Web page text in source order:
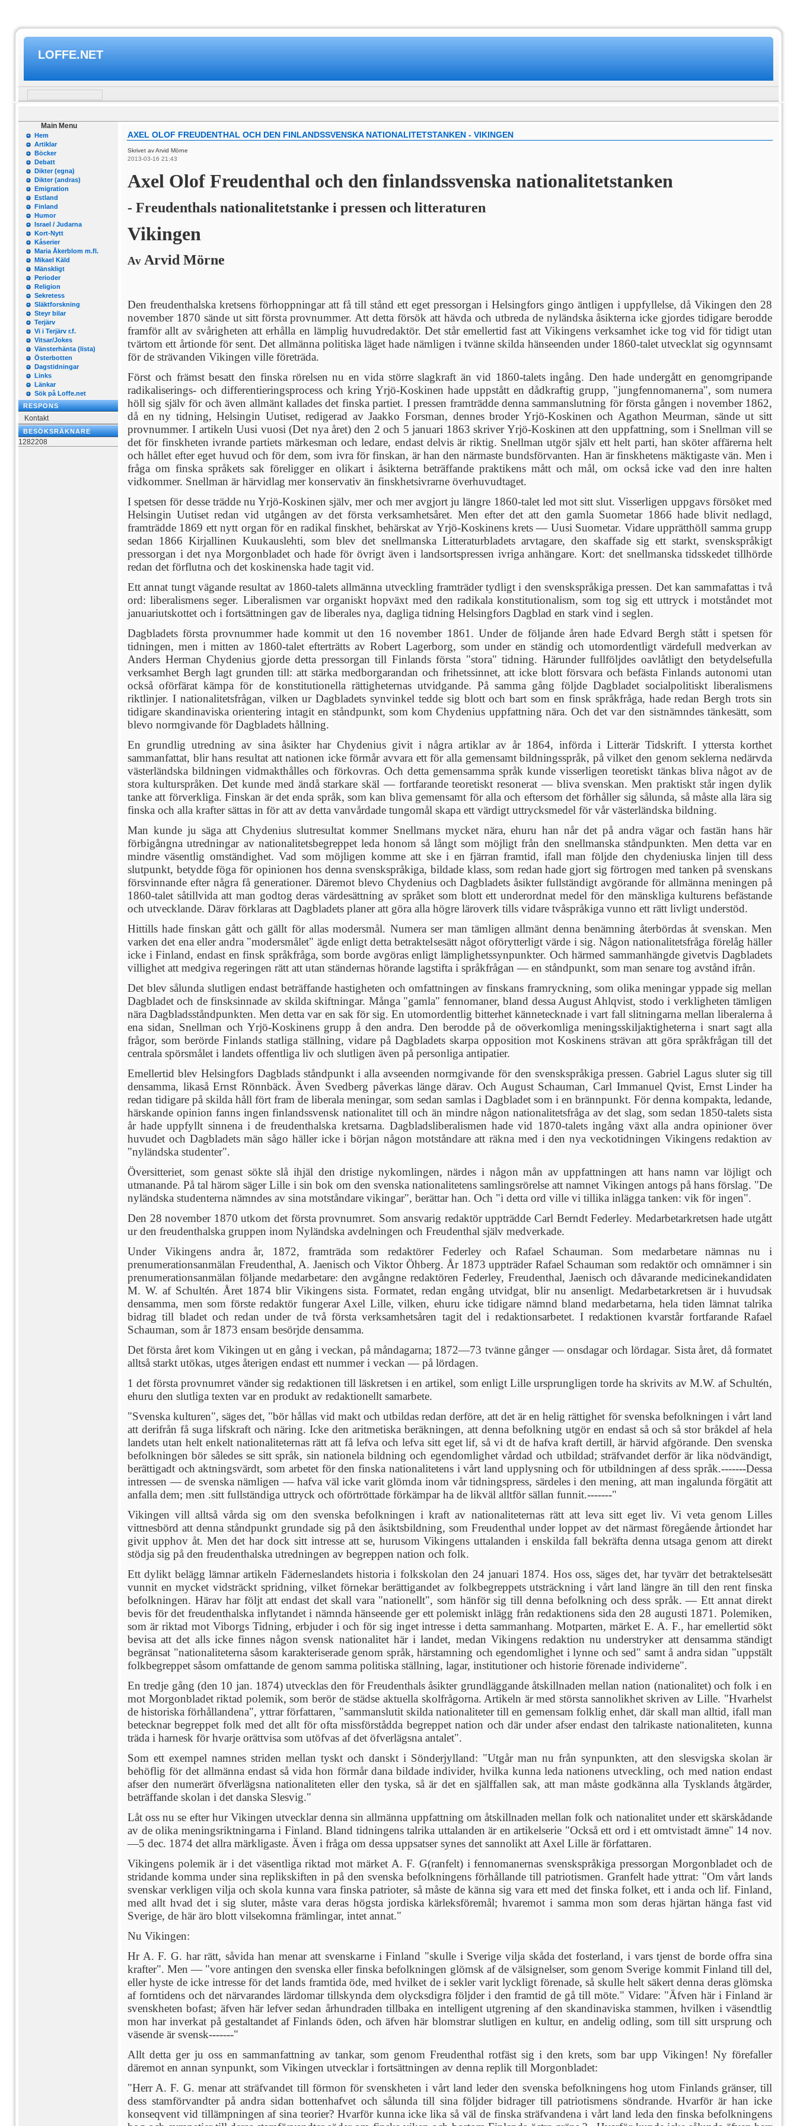
LOFFE.NET
Main Menu
Hem
Artiklar
Böcker
Debatt
Dikter (egna)
Dikter (andras)
Emigration
Estland
Finland
Humor
Israel / Judarna
Kort-Nytt
Kåserier
Maria Åkerblom m.fl.
Mikael Käld
Mänskligt
Perioder
Religion
Sekretess
Släktforskning
Steyr bilar
Terjärv
Vi i Terjärv r.f.
Vitsar/Jokes
Vänsterhänta (lista)
Österbotten
Dagstidningar
Links
Länkar
Sök på Loffe.net
RESPONS
Kontakt
BESÖKSRÄKNARE
1282208
AXEL OLOF FREUDENTHAL OCH DEN FINLANDSSVENSKA NATIONALITETSTANKEN - VIKINGEN
Skrivet av Arvid Mörne
2013-03-16 21:43
Axel Olof Freudenthal och den finlandssvenska nationalitetstanken
- Freudenthals nationalitetstanke i pressen och litteraturen
Vikingen
Av Arvid Mörne
Den freudenthalska kretsens förhoppningar att få till stånd ett eget pressorgan i Helsingfors gingo äntligen i uppfyllelse, då Vikingen den 28
november 1870 sände ut sitt första provnummer. Att detta försök att hävda och utbreda de nyländska åsikterna icke gjordes tidigare berodde
framför allt av svårigheten att erhålla en lämplig huvudredaktör. Det står emellertid fast att Vikingens verksamhet icke tog vid för tidigt utan
tvärtom ett årtionde för sent. Det allmänna politiska läget hade nämligen i tvänne skilda hänseenden under 1860-talet utvecklat sig ogynnsamt
för de strävanden Vikingen ville företräda.
Först och främst besatt den finska rörelsen nu en vida större slagkraft än vid 1860-talets ingång. Den hade undergått en genomgripande
radikaliserings- och differentieringsprocess och kring Yrjö-Koskinen hade uppstått en dådkraftig grupp, "jungfennomanerna", som numera
höll sig själv för och även allmänt kallades det finska partiet. I pressen framträdde denna sammanslutning för första gången i november 1862,
då en ny tidning, Helsingin Uutiset, redigerad av Jaakko Forsman, dennes broder Yrjö-Koskinen och Agathon Meurman, sände ut sitt
provnummer. I artikeln Uusi vuosi (Det nya året) den 2 och 5 januari 1863 skriver Yrjö-Koskinen att den uppfattning, som i Snellman vill se
det för finskheten ivrande partiets märkesman och ledare, endast delvis är riktig. Snellman utgör själv ett helt parti, han sköter affärerna helt
och hållet efter eget huvud och för dem, som ivra för finskan, är han den närmaste bundsförvanten. Han är finskhetens mäktigaste vän. Men i
fråga om finska språkets sak föreligger en olikart i åsikterna beträffande praktikens mått och mål, om också icke vad den inre halten
vidkommer. Snellman är härvidlag mer konservativ än finskhetsivrarne överhuvudtaget.
I spetsen för desse trädde nu Yrjö-Koskinen själv, mer och mer avgjort ju längre 1860-talet led mot sitt slut. Visserligen uppgavs försöket med
Helsingin Uutiset redan vid utgången av det första verksamhetsåret. Men efter det att den gamla Suometar 1866 hade blivit nedlagd,
framträdde 1869 ett nytt organ för en radikal finskhet, behärskat av Yrjö-Koskinens krets — Uusi Suometar. Vidare upprätthöll samma grupp
sedan 1866 Kirjallinen Kuukauslehti, som blev det snellmanska Litteraturbladets arvtagare, den skaffade sig ett starkt, svenskspråkigt
pressorgan i det nya Morgonbladet och hade för övrigt även i landsortspressen ivriga anhängare. Kort: det snellmanska tidsskedet tillhörde
redan det förflutna och det koskinenska hade tagit vid.
Ett annat tungt vägande resultat av 1860-talets allmänna utveckling framträder tydligt i den svenskspråkiga pressen. Det kan sammafattas i två
ord: liberalismens seger. Liberalismen var organiskt hopväxt med den radikala konstitutionalism, som tog sig ett uttryck i motståndet mot
januariutskottet och i fortsättningen gav de liberales nya, dagliga tidning Helsingfors Dagblad en stark vind i seglen.
Dagbladets första provnummer hade kommit ut den 16 november 1861. Under de följande åren hade Edvard Bergh stått i spetsen för
tidningen, men i mitten av 1860-talet efterträtts av Robert Lagerborg, som under en ständig och utomordentligt värdefull medverkan av
Anders Herman Chydenius gjorde detta pressorgan till Finlands första "stora" tidning. Härunder fullföljdes oavlåtligt den betydelsefulla
verksamhet Bergh lagt grunden till: att stärka medborgarandan och frihetssinnet, att icke blott försvara och befästa Finlands autonomi utan
också oförfärat kämpa för de konstitutionella rättigheternas utvidgande. På samma gång följde Dagbladet socialpolitiskt liberalismens
riktlinjer. I nationalitetsfrågan, vilken ur Dagbladets synvinkel tedde sig blott och bart som en finsk språkfråga, hade redan Bergh trots sin
tidigare skandinaviska orientering intagit en ståndpunkt, som kom Chydenius uppfattning nära. Och det var den sistnämndes tänkesätt, som
blevo normgivande för Dagbladets hållning.
En grundlig utredning av sina åsikter har Chydenius givit i några artiklar av år 1864, införda i Litterär Tidskrift. I yttersta korthet
sammanfattat, blir hans resultat att nationen icke förmår avvara ett för alla gemensamt bildningsspråk, på vilket den genom seklerna nedärvda
västerländska bildningen vidmakthålles och förkovras. Och detta gemensamma språk kunde visserligen teoretiskt tänkas bliva något av de
stora kulturspråken. Det kunde med ändå starkare skäl — fortfarande teoretiskt resonerat — bliva svenskan. Men praktiskt står ingen dylik
tanke att förverkliga. Finskan är det enda språk, som kan bliva gemensamt för alla och eftersom det förhåller sig sålunda, så måste alla lära sig
finska och alla krafter sättas in för att av detta vanvårdade tungomål skapa ett värdigt uttrycksmedel för vår västerländska bildning.
Man kunde ju säga att Chydenius slutresultat kommer Snellmans mycket nära, ehuru han når det på andra vägar och fastän hans här
förbigångna utredningar av nationalitetsbegreppet leda honom så långt som möjligt från den snellmanska ståndpunkten. Men detta var en
mindre väsentlig omständighet. Vad som möjligen komme att ske i en fjärran framtid, ifall man följde den chydeniuska linjen till dess
slutpunkt, betydde föga för opinionen hos denna svenskspråkiga, bildade klass, som redan hade gjort sig förtrogen med tanken på svenskans
försvinnande efter några få generationer. Däremot blevo Chydenius och Dagbladets åsikter fullständigt avgörande för allmänna meningen på
1860-talet såtillvida att man godtog deras värdesättning av språket som blott ett underordnat medel för den mänskliga kulturens befästande
och utvecklande. Därav förklaras att Dagbladets planer att göra alla högre läroverk tills vidare tvåspråkiga vunno ett rätt livligt understöd.
Hittills hade finskan gått och gällt för allas modersmål. Numera ser man tämligen allmänt denna benämning återbördas åt svenskan. Men
varken det ena eller andra "modersmålet" ägde enligt detta betraktelsesätt något oförytterligt värde i sig. Någon nationalitetsfråga förelåg häller
icke i Finland, endast en finsk språkfråga, som borde avgöras enligt lämplighetssynpunkter. Och härmed sammanhängde givetvis Dagbladets
villighet att medgiva regeringen rätt att utan ständernas hörande lagstifta i språkfrågan — en ståndpunkt, som man senare tog avstånd ifrån.
Det blev sålunda slutligen endast beträffande hastigheten och omfattningen av finskans framryckning, som olika meningar yppade sig mellan
Dagbladet och de finsksinnade av skilda skiftningar. Många "gamla" fennomaner, bland dessa August Ahlqvist, stodo i verkligheten tämligen
nära Dagbladsståndpunkten. Men detta var en sak för sig. En utomordentlig bitterhet kännetecknade i vart fall slitningarna mellan liberalerna å
ena sidan, Snellman och Yrjö-Koskinens grupp å den andra. Den berodde på de oöverkomliga meningsskiljaktigheterna i snart sagt alla
frågor, som berörde Finlands statliga ställning, vidare på Dagbladets skarpa opposition mot Koskinens strävan att göra språkfrågan till det
centrala spörsmålet i landets offentliga liv och slutligen även på personliga antipatier.
Emellertid blev Helsingfors Dagblads ståndpunkt i alla avseenden normgivande för den svenskspråkiga pressen. Gabriel Lagus sluter sig till
densamma, likaså Ernst Rönnbäck. Även Svedberg påverkas länge därav. Och August Schauman, Carl Immanuel Qvist, Ernst Linder ha
redan tidigare på skilda håll fört fram de liberala meningar, som sedan samlas i Dagbladet som i en brännpunkt. För denna kompakta, ledande,
härskande opinion fanns ingen finlandssvensk nationalitet till och än mindre någon nationalitetsfråga av det slag, som sedan 1850-talets sista
år hade uppfyllt sinnena i de freudenthalska kretsarna. Dagbladsliberalismen hade vid 1870-talets ingång växt alla andra opinioner över
huvudet och Dagbladets män sågo häller icke i början någon motståndare att räkna med i den nya veckotidningen Vikingens redaktion av
"nyländska studenter".
Översitteriet, som genast sökte slå ihjäl den dristige nykomlingen, närdes i någon mån av uppfattningen att hans namn var löjligt och
utmanande. På tal härom säger Lille i sin bok om den svenska nationalitetens samlingsrörelse att namnet Vikingen antogs på hans förslag. "De
nyländska studenterna nämndes av sina motståndare vikingar", berättar han. Och "i detta ord ville vi tillika inlägga tanken: vik för ingen".
Den 28 november 1870 utkom det första provnumret. Som ansvarig redaktör uppträdde Carl Berndt Federley. Medarbetarkretsen hade utgått
ur den freudenthalska gruppen inom Nyländska avdelningen och Freudenthal själv medverkade.
Under Vikingens andra år, 1872, framträda som redaktörer Federley och Rafael Schauman. Som medarbetare nämnas nu i
prenumerationsanmälan Freudenthal, A. Jaenisch och Viktor Öhberg. År 1873 uppträder Rafael Schauman som redaktör och omnämner i sin
prenumerationsanmälan följande medarbetare: den avgångne redaktören Federley, Freudenthal, Jaenisch och dåvarande medicinekandidaten
M. W. af Schultén. Året 1874 blir Vikingens sista. Formatet, redan engång utvidgat, blir nu ansenligt. Medarbetarkretsen är i huvudsak
densamma, men som förste redaktör fungerar Axel Lille, vilken, ehuru icke tidigare nämnd bland medarbetarna, hela tiden lämnat talrika
bidrag till bladet och redan under de två första verksamhetsåren tagit del i redaktionsarbetet. I redaktionen kvarstår fortfarande Rafael
Schauman, som år 1873 ensam besörjde densamma.
Det första året kom Vikingen ut en gång i veckan, på måndagarna; 1872—73 tvänne gånger — onsdagar och lördagar. Sista året, då formatet
alltså starkt utökas, utges återigen endast ett nummer i veckan — på lördagen.
1 det första provnumret vänder sig redaktionen till läskretsen i en artikel, som enligt Lille ursprungligen torde ha skrivits av M.W. af Schultén,
ehuru den slutliga texten var en produkt av redaktionellt samarbete.
"Svenska kulturen", säges det, "bör hållas vid makt och utbildas redan derföre, att det är en helig rättighet för svenska befolkningen i vårt land
att derifrån få suga lifskraft och näring. Icke den aritmetiska beräkningen, att denna befolkning utgör en endast så och så stor bråkdel af hela
landets utan helt enkelt nationaliteternas rätt att få lefva och lefva sitt eget lif, så vi dt de hafva kraft dertill, är härvid afgörande. Den svenska
befolkningen bör således se sitt språk, sin nationela bildning och egendomlighet vårdad och utbildad; sträfvandet derför är lika nödvändigt,
berättigadt och aktningsvärdt, som arbetet för den finska nationalitetens i vårt land upplysning ochför utbildningen af dess språk.-------Dessa
intressen — de svenska nämligen — hafva väl icke varit glömda inom vår tidningspress, särdeles i den mening, att man ingalunda förgätit att
anfalla dem; men .sitt fullständiga uttryck och oförtröttade förkämpar ha de likväl alltför sällan funnit.-------"
Vikingen vill alltså vårda sig om den svenska befolkningen i kraft av nationaliteternas rätt att leva sitt eget liv. Vi veta genom Lilles
vittnesbörd att denna ståndpunkt grundade sig på den åsiktsbildning, som Freudenthal under loppet av det närmast föregående årtiondet har
givit upphov åt. Men det har dock sitt intresse att se, hurusom Vikingens uttalanden i enskilda fall bekräfta denna utsaga genom att direkt
stödja sig på den freudenthalska utredningen av begreppen nation och folk.
Ett dylikt belägg lämnar artikeln Fäderneslandets historia i folkskolan den 24 januari 1874. Hos oss, säges det, har tyvärr det betraktelsesätt
vunnit en mycket vidsträckt spridning, vilket förnekar berättigandet av folkbegreppets utsträckning i vårt land längre än till den rent finska
befolkningen. Härav har följt att endast det skall vara "nationellt", som hänför sig till denna befolkning och dess språk. — Ett annat direkt
bevis för det freudenthalska inflytandet i nämnda hänseende ger ett polemiskt inlägg från redaktionens sida den 28 augusti 1871. Polemiken,
som är riktad mot Viborgs Tidning, erbjuder i och för sig inget intresse i detta sammanhang. Motparten, märket E. A. F., har emellertid sökt
bevisa att det alls icke finnes någon svensk nationalitet här i landet, medan Vikingens redaktion nu understryker att densamma ständigt
begränsat "nationaliteterna såsom karakteriserade genom språk, härstamning och egendomlighet i lynne och sed" samt å andra sidan "uppstält
folkbegreppet såsom omfattande de genom samma politiska ställning, lagar, institutioner och historie förenade individerne".
En tredje gång (den 10 jan. 1874) utvecklas den för Freudenthals åsikter grundläggande åtskillnaden mellan nation (nationalitet) och folk i en
mot Morgonbladet riktad polemik, som berör de städse aktuella skolfrågorna. Artikeln är med största sannolikhet skriven av Lille. "Hvarhelst
de historiska förhållandena", yttrar författaren, "sammanslutit skilda nationaliteter till en gemensam folklig enhet, där skall man alltid, ifall man
betecknar begreppet folk med det allt för ofta missförstådda begreppet nation och där under afser endast den talrikaste nationaliteten, kunna
träda i harnesk för hvarje orättvisa som utöfvas af det öfverlägsna antalet".
Som ett exempel namnes striden mellan tyskt och danskt i Sönderjylland: "Utgår man nu från synpunkten, att den slesvigska skolan är
behöflig för det allmänna endast så vida hon förmår dana bildade individer, hvilka kunna leda nationens utveckling, och med nation endast
afser den numerärt öfverlägsna nationaliteten eller den tyska, så är det en själffallen sak, att man måste godkänna alla Tysklands åtgärder,
beträffande skolan i det danska Slesvig."
Låt oss nu se efter hur Vikingen utvecklar denna sin allmänna uppfattning om åtskillnaden mellan folk och nationalitet under ett skärskådande
av de olika meningsriktningarna i Finland. Bland tidningens talrika uttalanden är en artikelserie "Också ett ord i ett omtvistadt ämne" 14 nov.
—5 dec. 1874 det allra märkligaste. Även i fråga om dessa uppsatser synes det sannolikt att Axel Lille är författaren.
Vikingens polemik är i det väsentliga riktad mot märket A. F. G(ranfelt) i fennomanernas svenskspråkiga pressorgan Morgonbladet och de
stridande komma under sina replikskiften in på den svenska befolkningens förhållande till patriotismen. Granfelt hade yttrat: "Om vårt lands
svenskar verkligen vilja och skola kunna vara finska patrioter, så måste de känna sig vara ett med det finska folket, ett i anda och lif. Finland,
med allt hvad det i sig sluter, måste vara deras högsta jordiska kärleksföremål; hvaremot i samma mon som deras hjärtan hänga fast vid
Sverige, de här äro blott vilsekomna främlingar, intet annat."
Nu Vikingen:
Hr A. F. G. har rätt, såvida han menar att svenskarne i Finland "skulle i Sverige vilja skåda det fosterland, i vars tjenst de borde offra sina
krafter". Men — "vore antingen den svenska eller finska befolkningen glömsk af de välsignelser, som genom Sverige kommit Finland till del,
eller hyste de icke intresse för det lands framtida öde, med hvilket de i sekler varit lyckligt förenade, så skulle helt säkert denna deras glömska
af forntidens och det närvarandes lärdomar tillskynda dem olycksdigra följder i den framtid de gå till möte." Vidare: "Äfven här i Finland är
svenskheten bofast; äfven här lefver sedan århundraden tillbaka en intelligent utgrening af den skandinaviska stammen, hvilken i väsendtlig
mon har inverkat på gestaltandet af Finlands öden, och äfven här blomstrar slutligen en kultur, en andelig odling, som till sitt ursprung och
väsende är svensk-------"
Allt detta ger ju oss en sammanfattning av tankar, som genom Freudenthal rotfäst sig i den krets, som bar upp Vikingen! Ny förefaller
däremot en annan synpunkt, som Vikingen utvecklar i fortsättningen av denna replik till Morgonbladet:
"Herr A. F. G. menar att sträfvandet till förmon för svenskheten i vårt land leder den svenska befolkningens hog utom Finlands gränser, till
dess stamförvandter på andra sidan bottenhafvet och sålunda till sina följder bidrager till patriotismens söndrande. Hvarför är han icke
konseqvent vid tillämpningen af sina teorier? Hvarför kunna icke lika så väl de finska sträfvandena i vårt land leda den finska befolkningens